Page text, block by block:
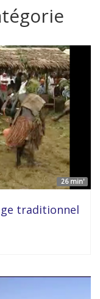
26 min'
traditionnel